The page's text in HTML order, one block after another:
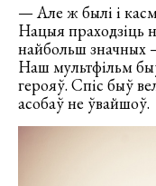
— Але ж былі і
Нацыя праходзіць
найбольш значных
Наш мультфільм
герояў. Спіс быў
асобаў не ўвайшоў.